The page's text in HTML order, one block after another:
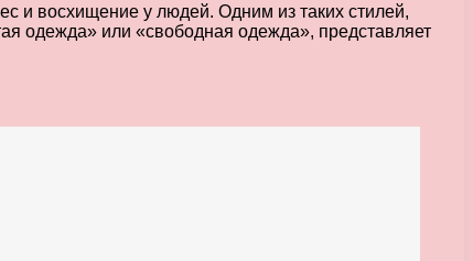
и восхищение у людей. Одним из таких стилей,
одежда» или «свободная одежда», представляет